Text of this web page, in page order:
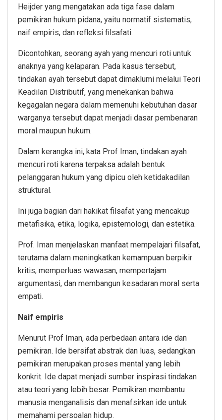
Heijder yang mengatakan ada tiga fase dalam
pemikiran hukum pidana, yaitu normatif sistematis,
naif empiris, dan refleksi filsafati.
Dicontohkan, seorang ayah yang mencuri roti untuk
anaknya yang kelaparan. Pada kasus tersebut,
tindakan ayah tersebut dapat dimaklumi melalui Teori
Keadilan Distributif, yang menekankan bahwa
kegagalan negara dalam memenuhi kebutuhan dasar
warganya tersebut dapat menjadi dasar pembenaran
moral maupun hukum.
Dalam kerangka ini, kata Prof Iman, tindakan ayah
mencuri roti karena terpaksa adalah bentuk
pelanggaran hukum yang dipicu oleh ketidakadilan
struktural.
Ini juga bagian dari hakikat filsafat yang mencakup
metafisika, etika, logika, epistemologi, dan estetika.
Prof. Iman menjelaskan manfaat mempelajari filsafat,
terutama dalam meningkatkan kemampuan berpikir
kritis, memperluas wawasan, mempertajam
argumentasi, dan membangun kesadaran moral serta
empati.
Naif empiris
Menurut Prof Iman, ada perbedaan antara ide dan
pemikiran. Ide bersifat abstrak dan luas, sedangkan
pemikiran merupakan proses mental yang lebih
konkrit. Ide dapat menjadi sumber inspirasi tindakan
atau teori yang lebih besar. Pemikiran membantu
manusia menganalisis dan menafsirkan ide untuk
memahami persoalan hidup.